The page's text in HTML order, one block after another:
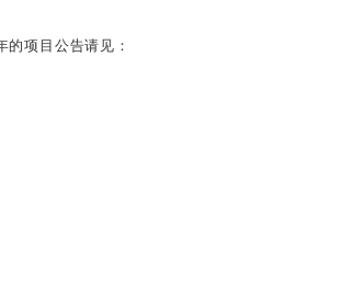
项目公告请见：